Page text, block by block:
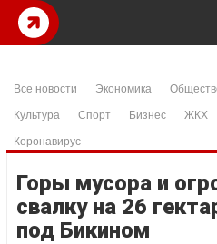
Все новости Экономика
Культура
Спорт Бизнес ЖКХ
Коронавирус
Горы мусора и
свалку на 26
под Бикином